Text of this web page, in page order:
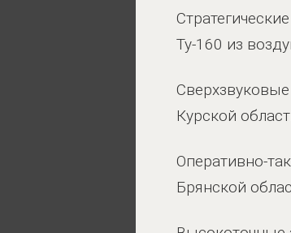
Ту-160 из
Курской
Оперативно-
Брянской